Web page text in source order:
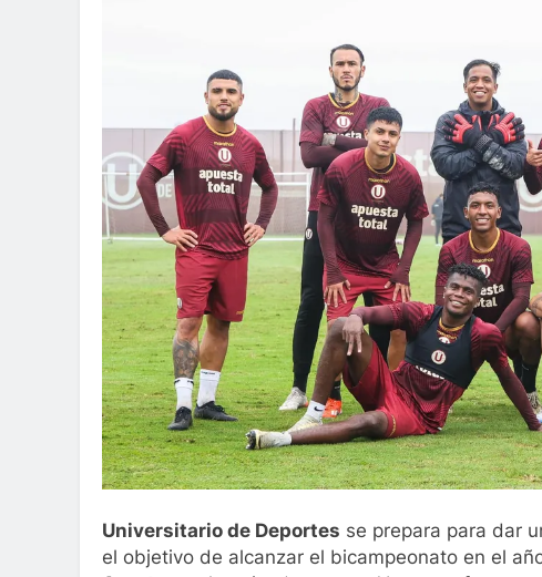
Universitario de Deportes se prepara para dar
el objetivo de alcanzar el bicampeonato en el